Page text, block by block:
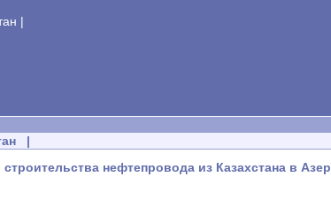
|
|
нефтепровода из Казахстана в